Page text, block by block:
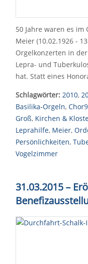
50 Jahre waren es
Meier (10.02.1926 -
Orgelkonzerten in
Lepra- und
hat. Statt eines
Schlagwörter: 2010,
Basilika-Orgeln,
Groß, Kirchen &
Leprahilfe, Meier,
Persönlichkeiten,
Vogelzimmer
31.03.2015–